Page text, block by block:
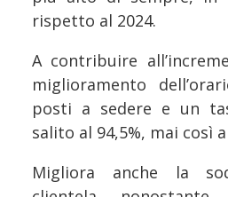
rispetto al 2024.
A contribuire
miglioramento
posti a sedere e un
salito al 94,5%, mai così
Migliora anche la